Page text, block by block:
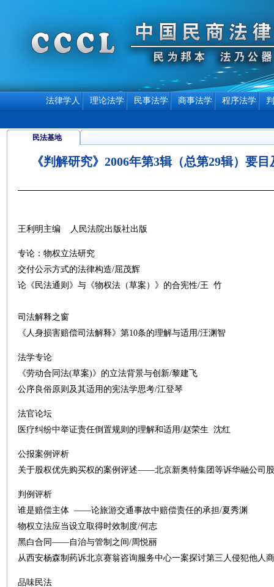
法律学人 理论法学 民事法学 商事法学 程序法学
民法基地
《判解研究》2006年第3辑（总第29辑）要
王利明主编 人民法院出版社出版
专论：物权立法研究
交付公示方式的法律构造/屈茂辉
论《民法通则》与《物权法（草案）》的合宪性/王 竹
司法解释之窗
《人身损害赔偿司法解释》第10条的理解与适用/汪渊智
法学专论
《劳动合同法(草案)》的立法背景与创新/黎建飞
公序良俗原则及其适用的宪法学思考/江登琴
法官论坛
医疗纠纷中举证责任倒置规则的理解和适用/赵荣生 沈红
公报案例评析
关于股权优先购买权的案例评述——北京新奥特集团等诉华融公司
判例评析
谁是赔偿主体 ——论旅游交通事故中赔偿责任的承担/夏秀渊
物权立法应当设立取得时效制度/何志
黑白合同——自治与管制之间/周悦丽
从西安杨森制药诉北京赛翁咨询服务中心一案探讨第三人侵犯他人
品味民法